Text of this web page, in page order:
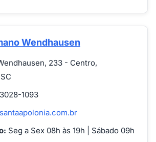
Wendhausen
233 - Centro,
1093
Seg a Sex 08h às 19h | Sábado 09h